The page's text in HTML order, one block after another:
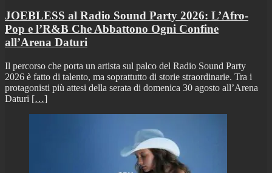
JOEBLESS al Radio Sound Party 2026: L’Afro-
Pop e l’R&B Che Abbattono Ogni Confine
all’Arena Daturi
Il percorso che porta un artista sul palco del Radio Sound Party
2026 è fatto di talento, ma soprattutto di storie straordinarie. Tra i
protagonisti più attesi della serata di domenica 30 agosto all’Arena
Daturi […]